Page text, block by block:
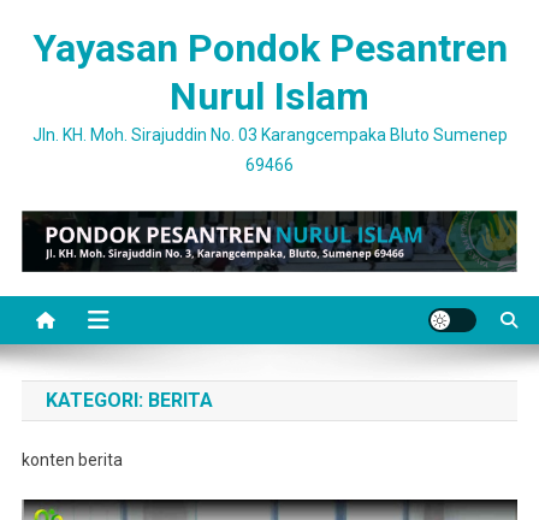
Yayasan Pondok Pesantren
Nurul Islam
Jln. KH. Moh. Sirajuddin No. 03 Karangcempaka Bluto Sumenep
69466
KATEGORI: BERITA
konten berita